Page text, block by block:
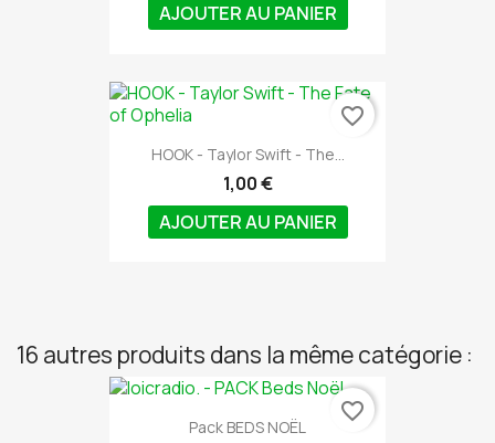
AJOUTER AU PANIER
HOOK - Taylor Swift - The...
1,00 €
AJOUTER AU PANIER
favorite_border
16 autres produits dans la même catégorie :
Pack BEDS NOËL
favorite_border